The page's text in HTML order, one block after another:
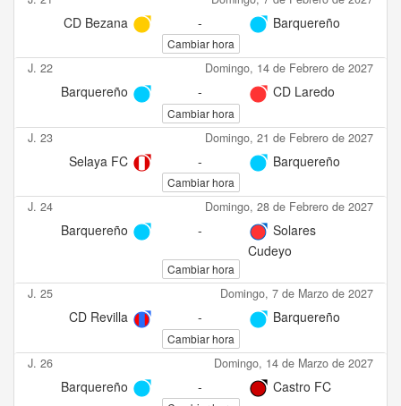
CD Bezana - Barquereño
Cambiar hora
J. 22 Domingo, 14 de Febrero de 2027
Barquereño - CD Laredo
Cambiar hora
J. 23 Domingo, 21 de Febrero de 2027
Selaya FC - Barquereño
Cambiar hora
J. 24 Domingo, 28 de Febrero de 2027
Barquereño -
Solares
Cudeyo
Cambiar hora
J. 25 Domingo, 7 de Marzo de 2027
CD Revilla - Barquereño
Cambiar hora
J. 26 Domingo, 14 de Marzo de 2027
Barquereño - Castro FC